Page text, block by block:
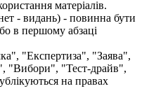
матеріалів.
- видань) - повинна бути
в першому абзаці
"Експертиза", "Заява",
"Вибори", "Тест-драйв",
на правах